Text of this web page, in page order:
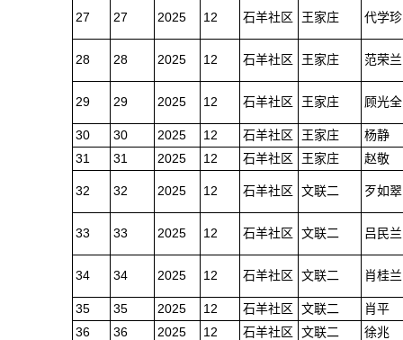
27 27 2025 12 石羊社区 王家庄 代学珍
28 28 2025 12 石羊社区 王家庄 范荣兰
29 29 2025 12 石羊社区 王家庄 顾光全
30 30 2025 12 石羊社区 王家庄
杨静
31
31 2025 12 石羊社区 王家庄 赵敬
32 32 2025 12 石羊社区 文联二 歹如翠
33 33 2025 12 石羊社区 文联二 吕民兰
34 34 2025 12 石羊社区 文联二 肖桂兰
35 35 2025 12 石羊社区 文联二
肖平
36
36 2025 12 石羊社区 文联二 徐兆